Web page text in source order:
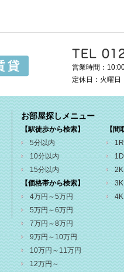
営業時間：
定休日：火曜日
お部屋探しメニュー
【駅徒歩から検索】
5分以内
10分以内
15分以内
【価格帯から検索】
4万円～5万円
5万円～6万円
7万円～8万円
9万円～10万円
10万円～11万円
12万円～
【間
4K